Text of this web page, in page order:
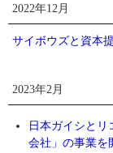
2022年12月
サイボウズと資本
2023年2月
日本ガイシとリ
会社」の事業を